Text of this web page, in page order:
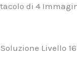
di 4
Soluzione Livello